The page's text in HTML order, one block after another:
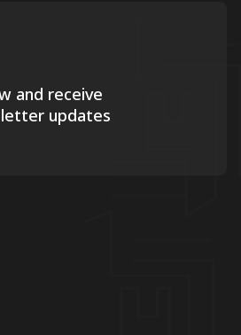
and receive
updates